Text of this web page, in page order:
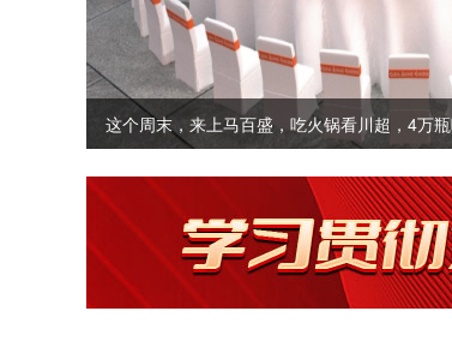
这个周末，来上马百盛，吃火锅看川超，4万